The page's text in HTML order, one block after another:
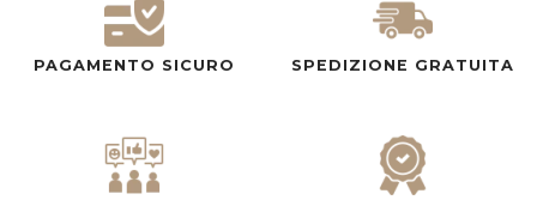
PAGAMENTO SICURO SPEDIZIONE GRATUITA